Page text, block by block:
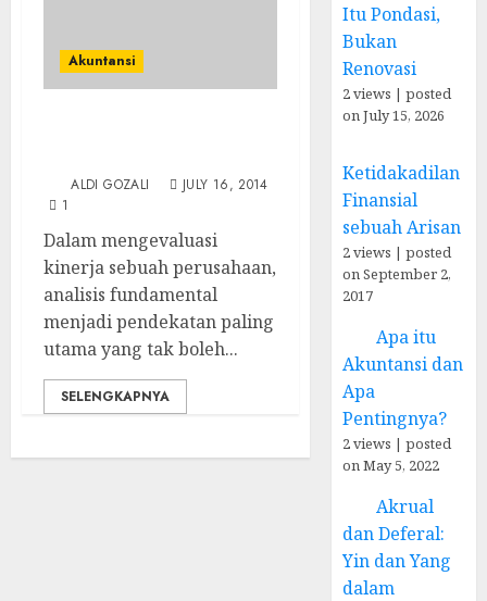
Akuntansi
ALDI GOZALI
JULY 16, 2014
1
Dalam mengevaluasi
kinerja sebuah perusahaan,
analisis fundamental
menjadi pendekatan paling
utama yang tak boleh...
SELENGKAPNYA
Itu Pondasi,
Bukan
Renovasi
2 views |posted
on July 15, 2026
Ketidakadilan
Finansial
sebuah Arisan
2 views |posted
on September 2,
2017
Apa itu
Akuntansi dan
Apa
Pentingnya?
2 views |posted
on May 5, 2022
Akrual
dan Deferal:
Yin dan Yang
dalam